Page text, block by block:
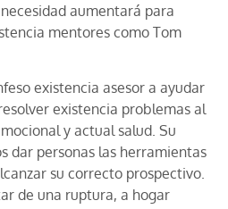
aumentará para
mentores como Tom
existencia asesor a ayudar
existencia problemas al
y actual salud. Su
dar personas las herramientas
su correcto prospectivo.
de una ruptura, a hogar